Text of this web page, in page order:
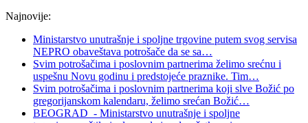
Najnovije:
Ministarstvo unutrašnje i spoljne trgovine putem svog servisa
NEPRO obaveštava potrošače da se sa…
Svim potrošačima i poslovnim partnerima želimo srećnu i
uspešnu Novu godinu i predstojeće praznike. Tim…
Svim potrošačima i poslovnim partnerima koji slve Božić po
gregorijanskom kalendaru, želimo srećan Božić…
BEOGRAD - Ministarstvo unutrašnje i spoljne